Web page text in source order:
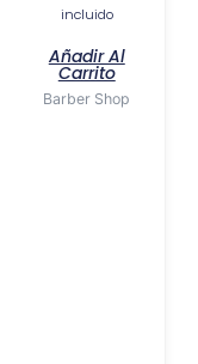
incluido
Añadir Al
Carrito
Barber Shop